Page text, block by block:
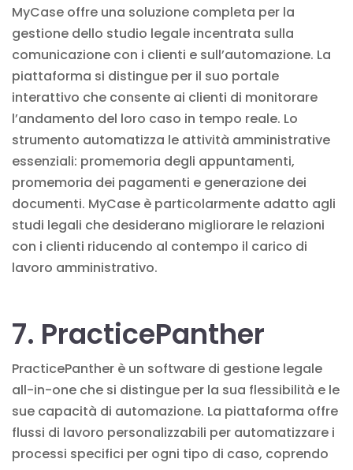
MyCase offre una soluzione completa per la
gestione dello studio legale incentrata sulla
comunicazione con i clienti e sull’automazione. La
piattaforma si distingue per il suo portale
interattivo che consente ai clienti di monitorare
l’andamento del loro caso in tempo reale. Lo
strumento automatizza le attività amministrative
essenziali: promemoria degli appuntamenti,
promemoria dei pagamenti e generazione dei
documenti. MyCase è particolarmente adatto agli
studi legali che desiderano migliorare le relazioni
con i clienti riducendo al contempo il carico di
lavoro amministrativo.
7. PracticePanther
PracticePanther è un software di gestione legale
all-in-one che si distingue per la sua flessibilità e le
sue capacità di automazione. La piattaforma offre
flussi di lavoro personalizzabili per automatizzare i
processi specifici per ogni tipo di caso, coprendo